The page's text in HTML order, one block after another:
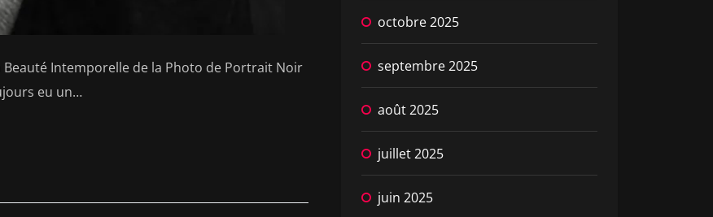
Intemporelle de la Photo de Portrait Noir
eu un…
octobre 2025
septembre 2025
août 2025
juillet 2025
juin 2025